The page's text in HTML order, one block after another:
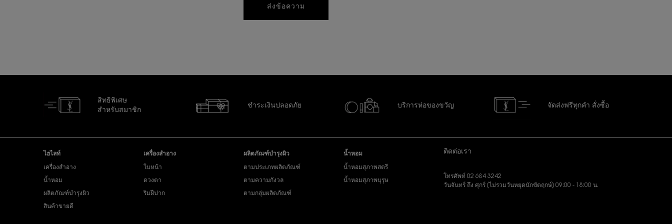
ส่งข้อความ
สิทธิพิเศษ
สำหรับสมาชิก
ชำระเงินปลอดภัย บริการห่อของขวัญ จัดส่งฟรีทุกคำ สั่งซื้อ
ไฮไลท์
เครื่องสำอาง
น้ำหอม
ผลิตภัณฑ์บำรุงผิว
สินค้าขายดี
เครื่องสำอาง
ใบหน้า
ดวงตา
ริมฝีปาก
ผลิตภัณฑ์บำรุงผิว
ตามประเภทผลิตภัณฑ์
ตามความกังวล
ตามกลุ่มผลิตภัณฑ์
น้ำหอม
น้ำหอมสุภาพสตรี
น้ำหอมสุภาพบุรุษ
ติดต่อเรา
โทรศัพท์ 02 684 3242
วันจันทร์ ถึง ศุกร์ (ไม่รวมวันหยุดนักขัตฤกษ์) 09:00 - 18:00 น.